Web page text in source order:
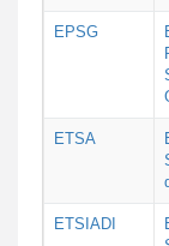
EPSG
ETSA
ETSIADI